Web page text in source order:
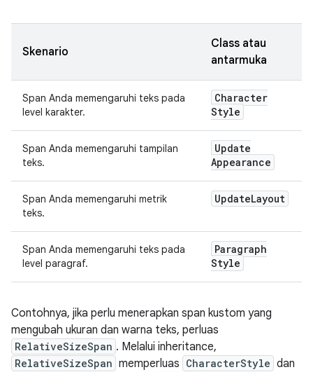
Skenario
Class atau
antarmuka
Span Anda memengaruhi teks pada
level karakter.
Character
Style
Span Anda memengaruhi tampilan
teks.
Update
Appearance
Span Anda memengaruhi metrik
teks.
UpdateLayout
Span Anda memengaruhi teks pada
level paragraf.
Paragraph
Style
Contohnya, jika perlu menerapkan span kustom yang
mengubah ukuran dan warna teks, perluas
RelativeSizeSpan . Melalui inheritance,
RelativeSizeSpan memperluas CharacterStyle dan